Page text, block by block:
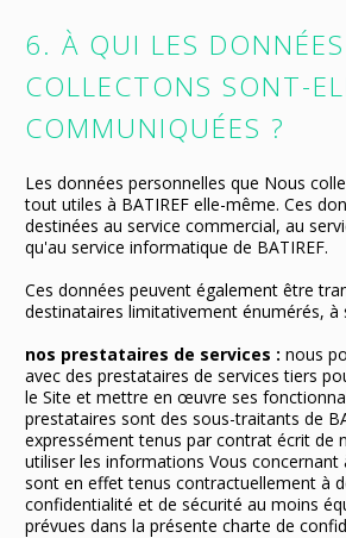
6. À QUI LES
COLLECTONS SONT-
COMMUNIQUÉES ?
Les données personnelles que Nous
tout utiles à BATIREF elle-même. Ces
destinées au service commercial, au
qu'au service informatique de BATIREF.
Ces données peuvent également être
destinataires limitativement énumérés, à
nos prestataires de services : nous
avec des prestataires de services tiers
le Site et mettre en œuvre ses
prestataires sont des sous-traitants de
expressément tenus par contrat écrit de
utiliser les informations Vous concernant
sont en effet tenus contractuellement à
confidentialité et de sécurité au moins
prévues dans la présente charte de